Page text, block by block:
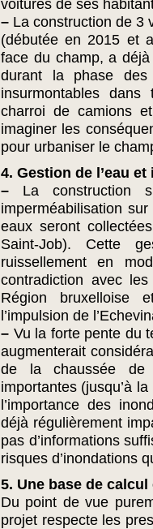
voitures de ses
– La construction de 3
(débutée en 2015 et
face du champ, a
durant la phase des
insurmontables
charroi de camions
imaginer les
pour urbaniser le
4. Gestion de l’eau
– La construction
imperméabilisation
eaux seront
Saint-Job). Cette
ruissellement en
contradiction avec
Région bruxelloise
l’impulsion de
– Vu la forte pente du
augmenterait
de la chaussée de
importantes (jusqu’à
l’importance des
déjà régulièrement
pas d’informations
risques d’inondations
5. Une base de calcul
Du point de vue
projet respecte les